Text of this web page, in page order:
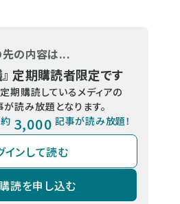
先の内容は...
』 定期購読者限定です
期購読しているメディアの
読み放題となります。
3,000 記事が読み放題！
インして読む
読を申し込む